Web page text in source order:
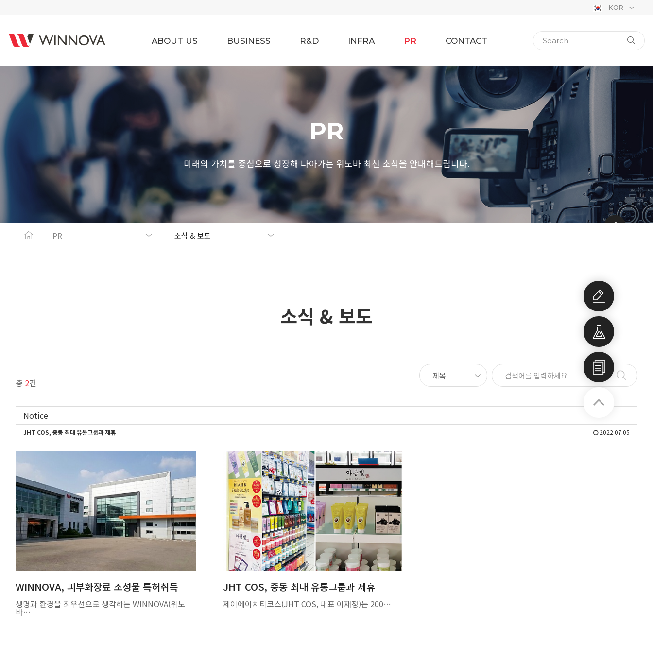
KOR
ABOUT US BUSINESS R&D INFRA PR CONTACT
PR
미래의 가치를 중심으로 성장해 나아가는 위노바 최신 소식을 안내해드립니다.
PR 소식 & 보도
소식 & 보도
개발상
담
개발품
목
회사소
개서
총 2건
Notice
2022.07.05
JHT COS, 중동 최대 유통그룹과 제휴
WINNOVA, 피부화장료 조성물 특허취득
생명과 환경을 최우선으로 생각하는 WINNOVA(위노
바…
JHT COS, 중동 최대 유통그룹과 제휴
제이에이치티코스(JHT COS, 대표 이재정)는 200…